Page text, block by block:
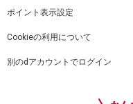
ポイント表示設定
Cookieの利用について
別のdアカウントでログイン